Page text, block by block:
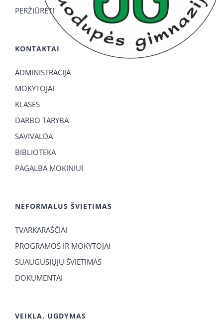
PERŽIŪRĖTI
KONTAKTAI
ADMINISTRACIJA
MOKYTOJAI
KLASĖS
DARBO TARYBA
SAVIVALDA
BIBLIOTEKA
PAGALBA MOKINIUI
NEFORMALUS ŠVIETIMAS
TVARKARAŠČIAI
PROGRAMOS IR MOKYTOJAI
SUAUGUSIŲJŲ ŠVIETIMAS
DOKUMENTAI
VEIKLA. UGDYMAS